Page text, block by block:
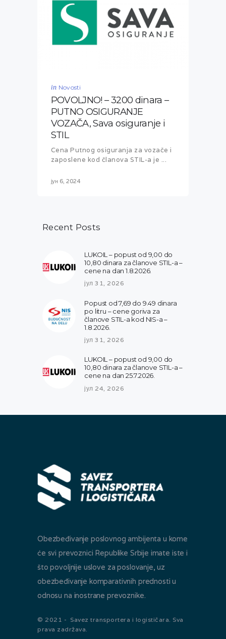
in Novosti
POVOLJNO! – 3200 dinara –
PUTNO OSIGURANJE
VOZAČA, Sava osiguranje i
STIL
Cena Putnog osiguranja za vozače i
zaposlene kod članova STIL-a je ...
јун 6, 2024
Recent Posts
LUKOIL – popust od 9,00 do
10,80 dinara za članove STIL-a –
cene na dan 1.8.2026.
јул 31, 2026
Popust od 7,69 do 9.49 dinara
po litru – cene goriva za
članove STIL-a kod NIS-a –
1.8.2026.
јул 31, 2026
LUKOIL – popust od 9,00 do
10,80 dinara za članove STIL-a –
cene na dan 25.7.2026.
јул 24, 2026
Obezbeđivanje poslovnog ambijenta u kome
će svi prevoznici Republike Srbije imate iste i
što povoljnije uslove za poslovanje, uz
obezbeđivanje komparativnih prednosti u
odnosu na inostrane prevoznike.
© 2021 - Savez transportera i logističara. Sva
prava zadržava.